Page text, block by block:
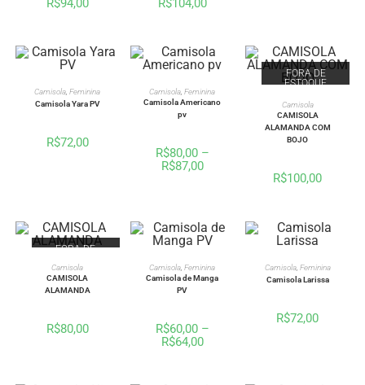
R$94,00
R$104,00
VER OPÇÕES
Camisola,Feminina
Camisola Yara PV
R$72,00
VER OPÇÕES
Camisola,Feminina
Camisola Americano
pv
R$80,00 –
R$87,00
FORA DE
ESTOQUE
VER OPÇÕES
Camisola
CAMISOLA
ALAMANDA COM
BOJO
R$100,00
FORA DE
VER OPÇÕES
Camisola
CAMISOLA
ALAMANDA
R$80,00
VER OPÇÕES
Camisola ,Feminina
Camisola de Manga
PV
R$60,00 –
R$64,00
VER OPÇÕES
Camisola, Feminina
Camisola Larissa
R$72,00